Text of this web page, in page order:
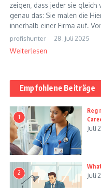
zeigen, dass jeder sie
genau das: Sie malen die
innerhalb einer Firma auf.
profishunter 28. Juli 2025
Weiterlesen
Empfohlene Beiträge
1
Reg
Juli
2 Juli